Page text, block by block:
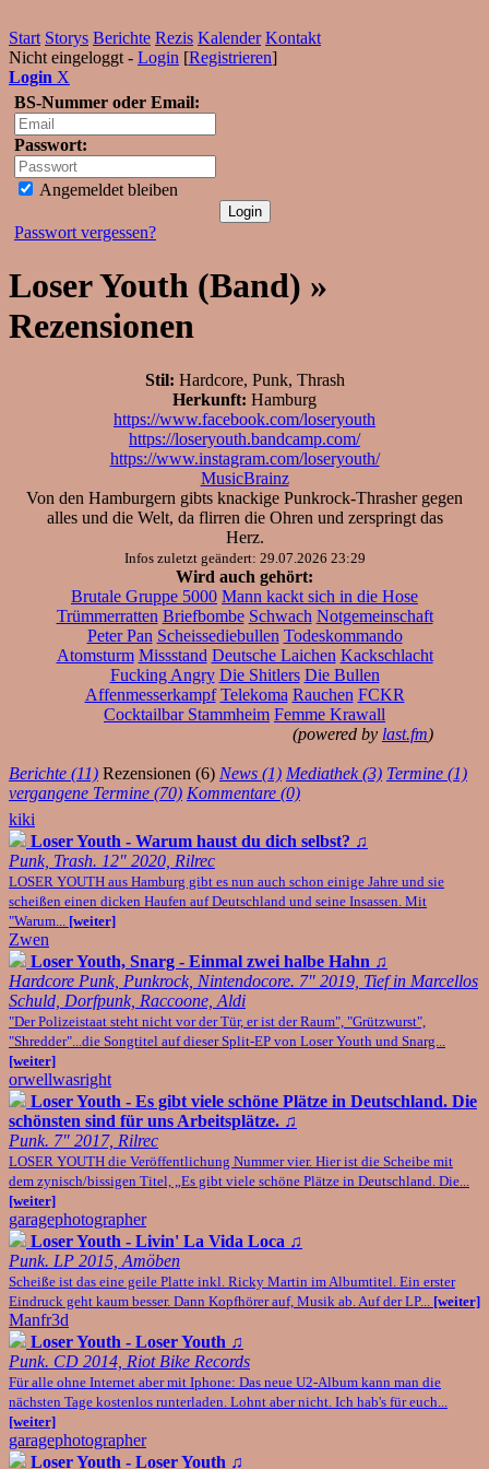
Start Storys Berichte Rezis Kalender Kontakt
Nicht eingeloggt - Login [Registrieren]
Login X
BS-Nummer oder Email:
Passwort:
Angemeldet bleiben
Passwort vergessen?
Loser Youth (Band) »
Rezensionen
Stil: Hardcore, Punk, Thrash
Herkunft: Hamburg
https://www.facebook.com/loseryouth
https://loseryouth.bandcamp.com/
https://www.instagram.com/loseryouth/
MusicBrainz
Von den Hamburgern gibts knackige Punkrock-Thrasher gegen
alles und die Welt, da flirren die Ohren und zerspringt das
Herz.
Infos zuletzt geändert: 29.07.2026 23:29
Wird auch gehört:
Brutale Gruppe 5000 Mann kackt sich in die Hose
Trümmerratten Briefbombe Schwach Notgemeinschaft
Peter Pan Scheissediebullen Todeskommando
Atomsturm Missstand Deutsche Laichen Kackschlacht
Fucking Angry Die Shitlers Die Bullen
Affenmesserkampf Telekoma Rauchen FCKR
Cocktailbar Stammheim Femme Krawall
(powered by last.fm)
Berichte (11) Rezensionen (6) News (1) Mediathek (3) Termine (1)
vergangene Termine (70) Kommentare (0)
kiki
Loser Youth - Warum haust du dich selbst? ♫
Punk, Trash. 12" 2020, Rilrec
LOSER YOUTH aus Hamburg gibt es nun auch schon einige Jahre und sie
scheißen einen dicken Haufen auf Deutschland und seine Insassen. Mit
"Warum... [weiter]
Zwen
Loser Youth, Snarg - Einmal zwei halbe Hahn ♫
Hardcore Punk, Punkrock, Nintendocore. 7" 2019, Tief in Marcellos
Schuld, Dorfpunk, Raccoone, Aldi
"Der Polizeistaat steht nicht vor der Tür, er ist der Raum", "Grützwurst",
"Shredder"...die Songtitel auf dieser Split-EP von Loser Youth und Snarg...
[weiter]
orwellwasright
Loser Youth - Es gibt viele schöne Plätze in Deutschland. Die
schönsten sind für uns Arbeitsplätze. ♫
Punk. 7" 2017, Rilrec
LOSER YOUTH die Veröffentlichung Nummer vier. Hier ist die Scheibe mit
dem zynisch/bissigen Titel, „Es gibt viele schöne Plätze in Deutschland. Die...
[weiter]
garagephotographer
Loser Youth - Livin' La Vida Loca ♫
Punk. LP 2015, Amöben
Scheiße ist das eine geile Platte inkl. Ricky Martin im Albumtitel. Ein erster
Eindruck geht kaum besser. Dann Kopfhörer auf, Musik ab. Auf der LP... [weiter]
Manfr3d
Loser Youth - Loser Youth ♫
Punk. CD 2014, Riot Bike Records
Für alle ohne Internet aber mit Iphone: Das neue U2-Album kann man die
nächsten Tage kostenlos runterladen. Lohnt aber nicht. Ich hab's für euch...
[weiter]
garagephotographer
Loser Youth - Loser Youth ♫